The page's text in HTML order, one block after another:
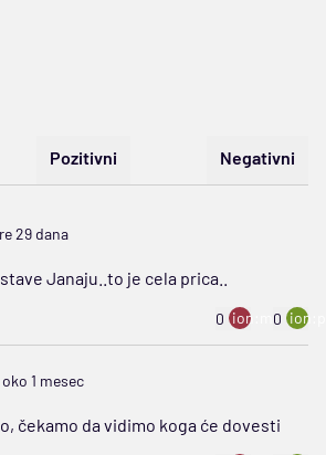
Pozitivni Negativni
29 dana
Janaju..to je cela prica..
0 ion:minus
0
1 mesec
čekamo da vidimo koga će dovesti